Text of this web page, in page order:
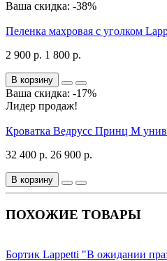
Ваша скидка: -38%
Пеленка махровая с уголком
2 900 р. 1 800 р.
В корзину
Ваша скидка: -17%
Лидер продаж!
Кроватка Ведрусс Принц М
32 400 р. 26 900 р.
В корзину
ПОХОЖИЕ ТОВАРЫ
Бортик Lappetti "В ожидании